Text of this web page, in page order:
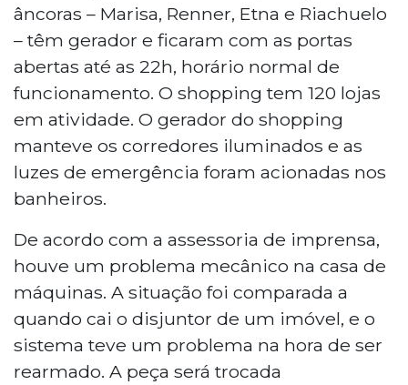
âncoras – Marisa, Renner, Etna e Riachuelo
– têm gerador e ficaram com as portas
abertas até as 22h, horário normal de
funcionamento. O shopping tem 120 lojas
em atividade. O gerador do shopping
manteve os corredores iluminados e as
luzes de emergência foram acionadas nos
banheiros.
De acordo com a assessoria de imprensa,
houve um problema mecânico na casa de
máquinas. A situação foi comparada a
quando cai o disjuntor de um imóvel, e o
sistema teve um problema na hora de ser
rearmado. A peça será trocada